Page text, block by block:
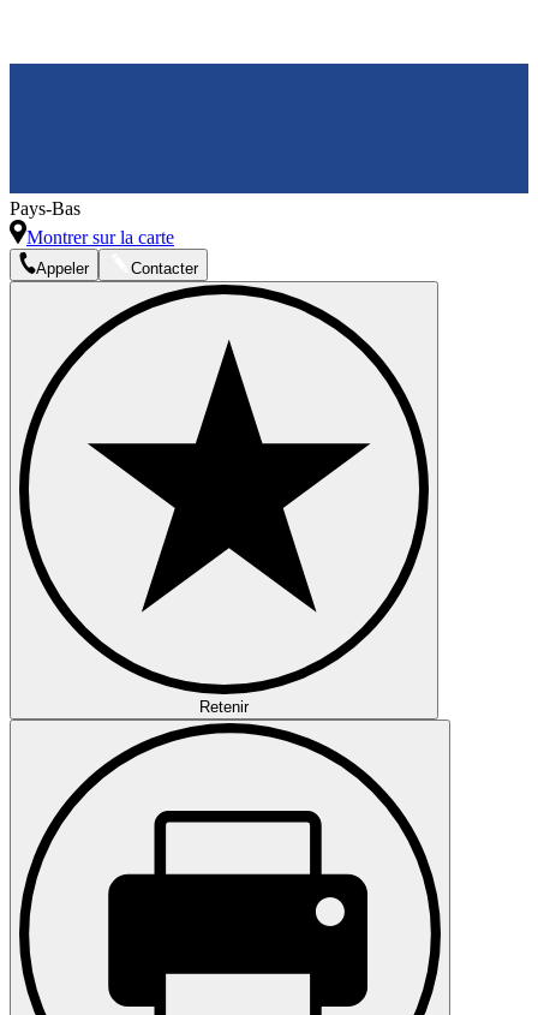
Pays-Bas
Montrer sur la carte
Appeler Contacter
Retenir